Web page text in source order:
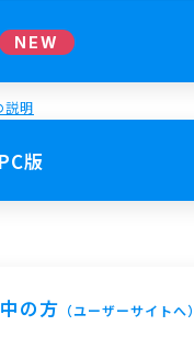
NEW
説明
版
の方 （ユーザーサイトへ）